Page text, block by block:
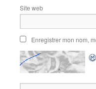
Site web
Enregistrer mon nom,